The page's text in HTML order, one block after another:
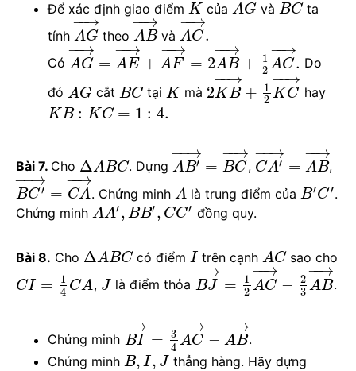
Để xác định giao điểm K củaAG vàBC ta
tính AG
−→
−
theo AB
−→
−
vàAC
−→
−
.
Có AG
−→
−
= AE
−→
−
+ AF
−→
−
= 2AB
−→
−
+ 1
2 AC
−→
−
. Do
đó AGcắt BCtại K mà 2KB
−→
−
+ 1
2 K C
−→
−
hay
KB : K C = 1 : 4.
Bài 7. Cho ΔABC. Dựng AB′
−→
−
= BC
−→
−
, CA′
−→
−
= AB
−→
−
,
BC′
−→
−
= CA
−→
−
. Chứng minhA là trung điểm củaB′C′.
Chứng minh AA′, BB′, CC′ đồng quy.
Bài 8. Cho ΔABCcó điểm I trên cạnhAC sao cho
CI =
1
4 CA , J là điểm thỏa BJ
−→
=
1
2 AC
−→
−
− 2
3 A B
−→
−
.
Chứng minh BI
−→
=
3
4 AC
−→
−
− AB
−→
−
.
Chứng minh B, I , J thẳng hàng. Hãy dựng